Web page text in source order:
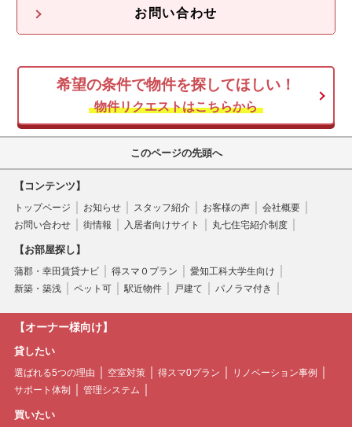
不動産投資の流れ
不動産無料査定
オーナー様の声
空き家
お問い合わせ
希望の条件で物件を探してほしい！
物件リクエストはこちらから
このページの先頭へ
【コンテンツ】
トップページ お知らせ スタッフ紹介 お客様の声
会社概要
お問い合わせ
街情報 入居者向けサイト 丸七住宅紹介制度
【お部屋探し】
蒲郡・幸田賃貸ナビ 得スマ０プラン
愛知工科大学生向け
新築・築浅
ペット可 駅近物件 戸建て パノラマ付き
【オーナー様向け】
貸したい
選ばれる5つの理由 空室対策 得スマ0プラン
リノベーション事例
サポート体制
管理システム
買いたい